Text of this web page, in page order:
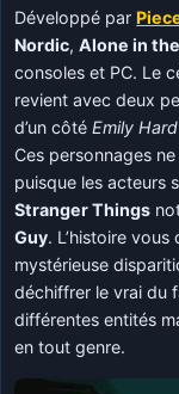
Développé par
Nordic,Alone in
consoles et PC. Le
revient avec deux
d’un côtéEmily
Ces personnages
puisque les acteurs
Stranger Things
Guy. L’histoire vous
mystérieuse
déchiffrer le vrai du
différentes entités
en tout genre.